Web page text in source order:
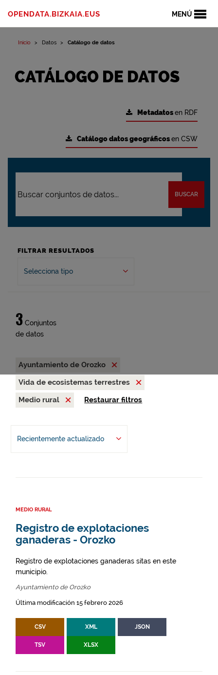
MENÚ
OPENDATA.BIZKAIA.EUS
Inicio Datos Catálogo de datos
CATÁLOGO DE DATOS
Metadatosen RDF
Catálogo datos geográficosen CSW
BUSCAR
FILTRAR RESULTADOS
Selecciona tipo
3 Conjuntos
de datos
Ayuntamiento de Orozko
Vida de ecosistemas terrestres
Medio rural
Restaurar filtros
Recientemente actualizado
MEDIO RURAL
Registro de explotaciones
ganaderas - Orozko
Registro de explotaciones ganaderas sitas en este
municipio.
Ayuntamiento de Orozko
Última modificación 15 febrero 2026
CSV XML JSON
TSV XLSX